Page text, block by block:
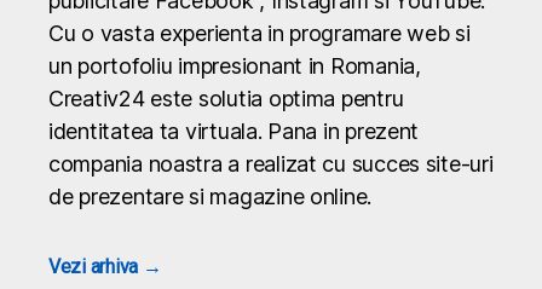
Cu o vasta experienta in programare web si
un portofoliu impresionant in Romania,
Creativ24 este solutia optima pentru
identitatea ta virtuala. Pana in prezent
compania noastra a realizat cu succes site-uri
de prezentare si magazine online.
Vezi arhiva →